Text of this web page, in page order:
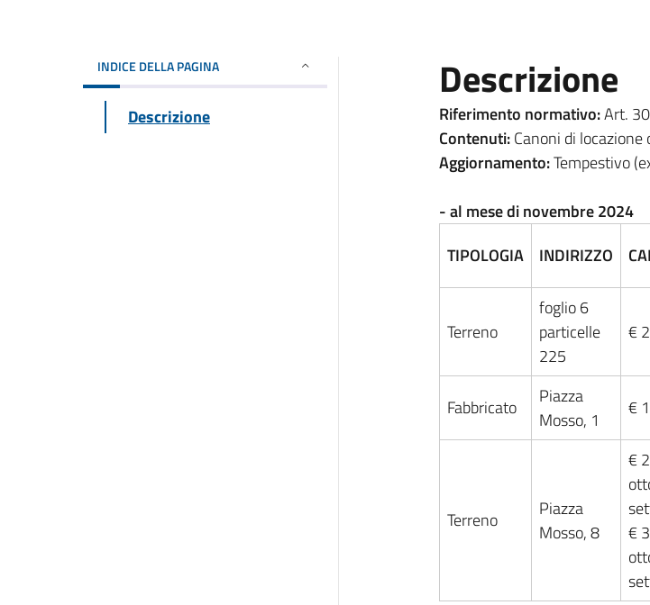
INDICE DELLA PAGINA
Descrizione
Descrizione
Riferimento normativo:Art.
Contenuti:Canoni di
Aggiornamento:Tempestivo
- al mese di novembre 2024
TIPOLOGIA
INDIRIZZO
Terreno
foglio 6
particelle
225
€
Fabbricato
Piazza
Mosso, 1
€
Terreno
Piazza
Mosso, 8
€
€